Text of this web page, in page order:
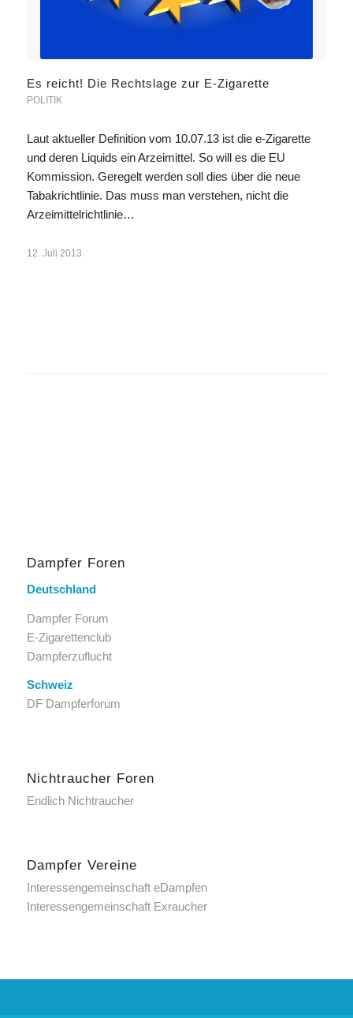
Es reicht! Die Rechtslage zur E-Zigarette
POLITIK
Laut aktueller Definition vom 10.07.13 ist die e-Zigarette
und deren Liquids ein Arzeimittel. So will es die EU
Kommission. Geregelt werden soll dies über die neue
Tabakrichtlinie. Das muss man verstehen, nicht die
Arzeimittelrichtlinie…
12. Juli 2013
Dampfer Foren
Deutschland
Dampfer Forum
E-Zigarettenclub
Dampferzuflucht
Schweiz
DF Dampferforum
Nichtraucher Foren
Endlich Nichtraucher
Dampfer Vereine
Interessengemeinschaft eDampfen
Interessengemeinschaft Exraucher